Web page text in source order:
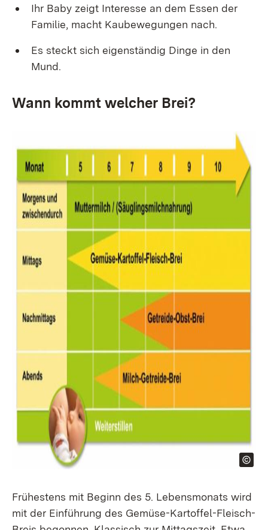
Ihr Baby zeigt Interesse an dem Essen der
Familie, macht Kaubewegungen nach.
Es steckt sich eigenständig Dinge in den
Mund.
Wann kommt welcher Brei?
Frühestens mit Beginn des 5. Lebensmonats wird
mit der Einführung des Gemüse-Kartoffel-Fleisch-